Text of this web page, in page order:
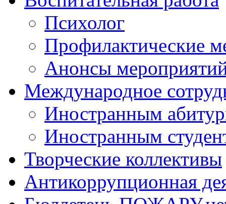
Психолог
Профилактические
Анонсы
Международное
Иностранным
Иностранным
Творческие коллективы
Антикоррупционная